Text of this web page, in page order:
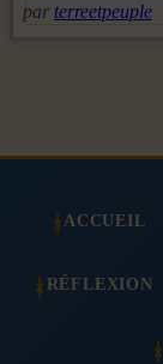
par terreetpeuple
ACCUEIL
RÉFLEXION